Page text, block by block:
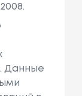
Данные